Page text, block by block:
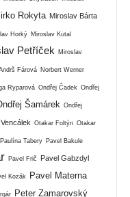
Rokyta Miroslav Bárta
Horký Miroslav Kutal
Petříček Miroslav
Fárová Norbert Werner
Ryparová Ondřej Čadek Ondřej
Šamárek Ondřej
Otakar Foltýn Otakar
Paulína Tabery Pavel Bakule
Pavel Frič Pavel Gabzdyl
Kozák Pavel Materna
Peter Zamarovský